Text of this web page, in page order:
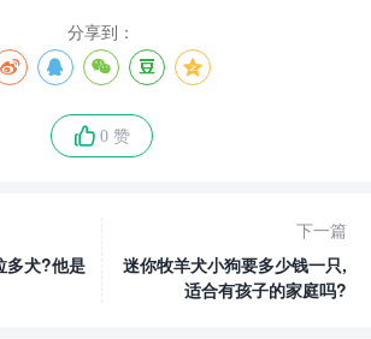
分享到：
0 赞
多犬?他是
下一篇
迷你牧羊犬小狗要多少钱一只,
适合有孩子的家庭吗?